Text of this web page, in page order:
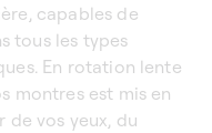
capables de
tous les types
En rotation lente
montres est mis en
de vos yeux, du